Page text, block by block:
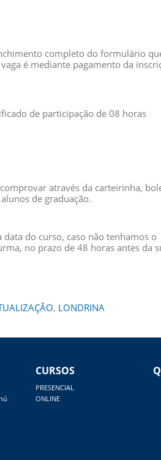
completo do formulário
é mediante pagamento da
de participação de 08 horas
através da carteirinha,
de graduação.
do curso, caso não tenhamos o
no prazo de 48 horas antes da
, LONDRINA
CURSOS
PRESENCIAL
ONLINE